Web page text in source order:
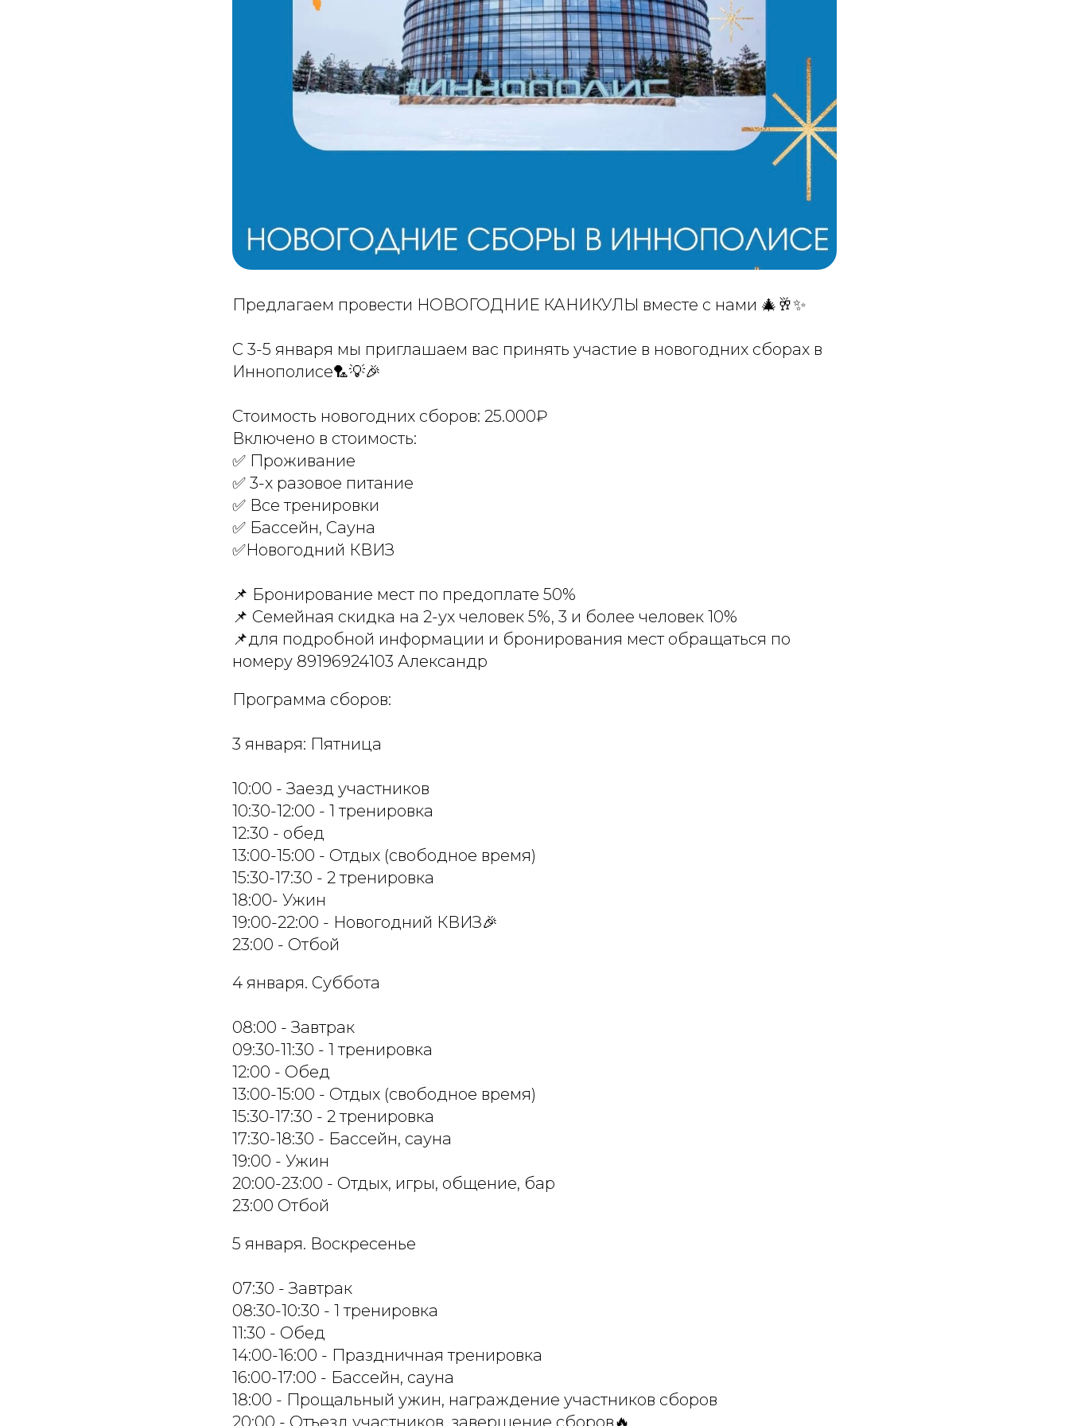
Предлагаем провести НОВОГОДНИЕ КАНИКУЛЫ вместе с нами 🎄🥂✨
С 3-5 января мы приглашаем вас принять участие в новогодних сборах в
Иннополисе🏸💡🎉
Стоимость новогодних сборов: 25.000₽
Включено в стоимость:
✅ Проживание
✅ 3-х разовое питание
✅ Все тренировки
✅ Бассейн, Сауна
✅️Новогодний КВИЗ
📌 Бронирование мест по предоплате 50%
📌 Семейная скидка на 2-ух человек 5%, 3 и более человек 10%
📌для подробной информации и бронирования мест обращаться по
номеру 89196924103 Александр
Программа сборов:
3 января: Пятница
10:00 - Заезд участников
10:30-12:00 - 1 тренировка
12:30 - обед
13:00-15:00 - Отдых (свободное время)
15:30-17:30 - 2 тренировка
18:00- Ужин
19:00-22:00 - Новогодний КВИЗ🎉
23:00 - Отбой
4 января. Суббота
08:00 - Завтрак
09:30-11:30 - 1 тренировка
12:00 - Обед
13:00-15:00 - Отдых (свободное время)
15:30-17:30 - 2 тренировка
17:30-18:30 - Бассейн, сауна
19:00 - Ужин
20:00-23:00 - Отдых, игры, общение, бар
23:00 Отбой
5 января. Воскресенье
07:30 - Завтрак
08:30-10:30 - 1 тренировка
11:30 - Обед
14:00-16:00 - Праздничная тренировка
16:00-17:00 - Бассейн, сауна
18:00 - Прощальный ужин, награждение участников сборов
20:00 - Отъезд участников, завершение сборов🔥